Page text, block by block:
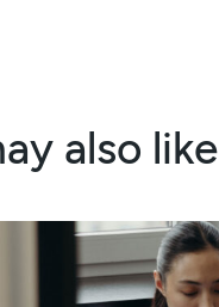
also like